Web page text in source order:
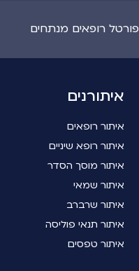
פורטל רופאים מנתחים
איתורנים
איתור רופאים
איתור רופא שיניים
איתור מוסך הסדר
איתור שמאי
איתור שרברב
איתור תנאי פוליסה
איתור טפסים